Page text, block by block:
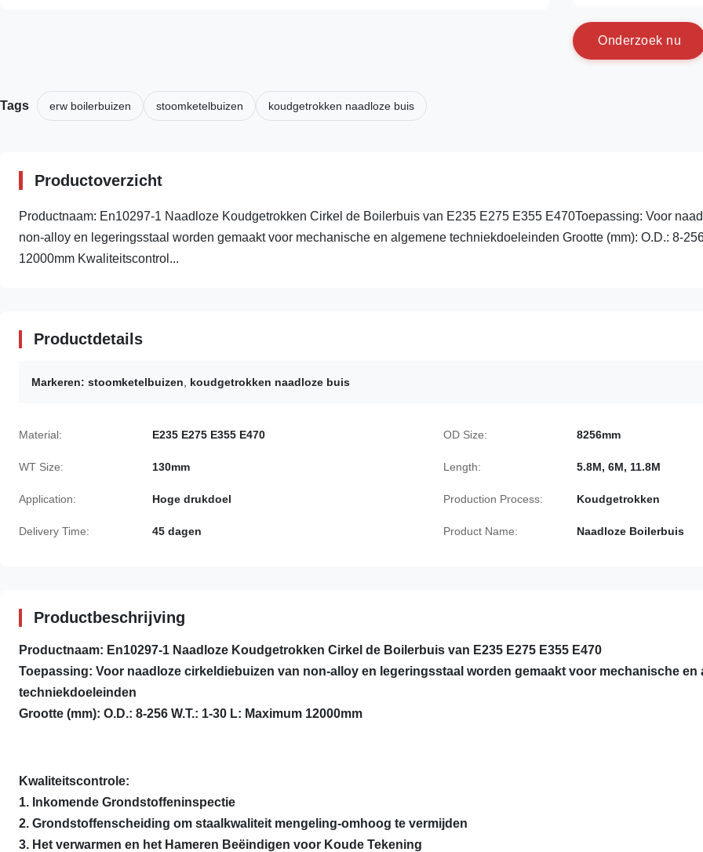
Onderzoek nu
Tags erw boilerbuizen stoomketelbuizen koudgetrokken naadloze buis
Productoverzicht
Productnaam: En10297-1 Naadloze Koudgetrokken Cirkel de Boilerbuis van E235 E275 E355 E470Toepassing: Voor
non-alloy en legeringsstaal worden gemaakt voor mechanische en algemene techniekdoeleinden Grootte (mm): O.D.: 8-
12000mm Kwaliteitscontrol...
Productdetails
Markeren: stoomketelbuizen koudgetrokken naadloze buis
Material: E235 E275 E355 E470 OD Size: 8256mm
WT Size: 130mm Length: 5.8M, 6M, 11.8M
Application: Hoge drukdoel Production Process: Koudgetrokken
Delivery Time: 45 dagen Product Name: Naadloze Boilerbuis
Productbeschrijving
Productnaam: En10297-1 Naadloze Koudgetrokken Cirkel de Boilerbuis van E235 E275 E355 E470
Toepassing: Voor naadloze cirkeldiebuizen van non-alloy en legeringsstaal worden gemaakt voor mechanische en
techniekdoeleinden
Grootte (mm): O.D.: 8-256 W.T.: 1-30 L: Maximum 12000mm
Kwaliteitscontrole:
1. Inkomende Grondstoffeninspectie
2. Grondstoffenscheiding om staalkwaliteit mengeling-omhoog te vermijden
3. Het verwarmen en het Hameren Beëindigen voor Koude Tekening